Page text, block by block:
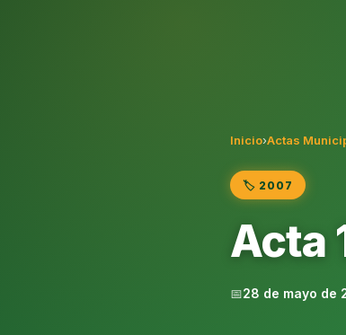
Inicio›Actas
🏷️ 2007
Acta
📅28 de mayo de